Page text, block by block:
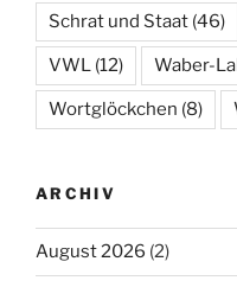
Schrat und Staat (46)
VWL (12) Waber-
Wortglöckchen (8)
ARCHIV
August 2026 (2)